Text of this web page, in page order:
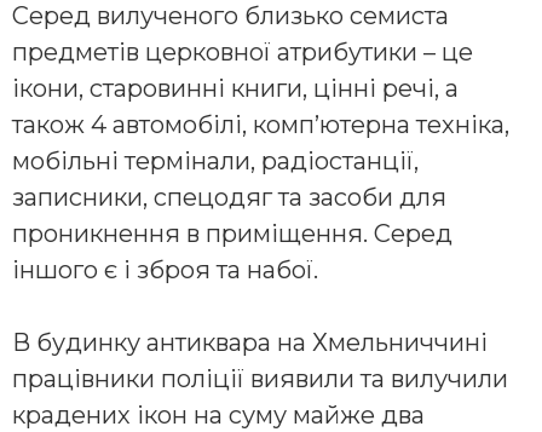
Серед вилученого близько семиста
предметів церковної атрибутики – це
ікони, старовинні книги, цінні речі, а
також 4 автомобілі, комп’ютерна техніка,
мобільні термінали, радіостанції,
записники, спецодяг та засоби для
проникнення в приміщення. Серед
іншого є і зброя та набої.
В будинку антиквара на Хмельниччині
працівники поліції виявили та вилучили
крадених ікон на суму майже два